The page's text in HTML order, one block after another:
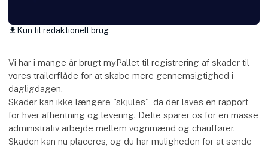
download Kun til redaktionelt brug
Vi har i mange år brugt myPallet til registrering af skader til
vores trailerflåde for at skabe mere gennemsigtighed i
dagligdagen.
Skader kan ikke længere "skjules", da der laves en rapport
for hver afhentning og levering. Dette sparer os for en masse
administrativ arbejde mellem vognmænd og chauffører.
Skaden kan nu placeres, og du har muligheden for at sende